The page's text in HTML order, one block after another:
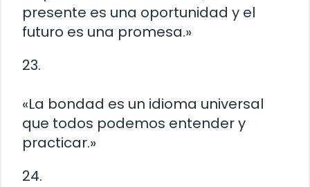
presente es una oportunidad y el
futuro es una promesa.»
23.
«La bondad es un idioma universal
que todos podemos entender y
practicar.»
24.